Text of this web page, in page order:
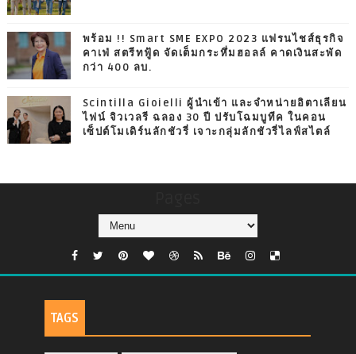
พร้อม !! Smart SME EXPO 2023 แฟรนไชส์ธุรกิจ
คาเฟ่ สตรีทฟู้ด จัดเต็มกระหึ่มฮอลล์ คาดเงินสะพัด
กว่า 400 ลบ.
Scintilla Gioielli ผู้นำเข้า และจำหน่ายอิตาเลียน
ไฟน์ จิวเวลรี ฉลอง 30 ปี ปรับโฉมบูทีค ในคอน
เซ็ปต์โมเดิร์นลักชัวรี่ เจาะกลุ่มลักชัวรี่ไลฟ์สไตล์
TAGS